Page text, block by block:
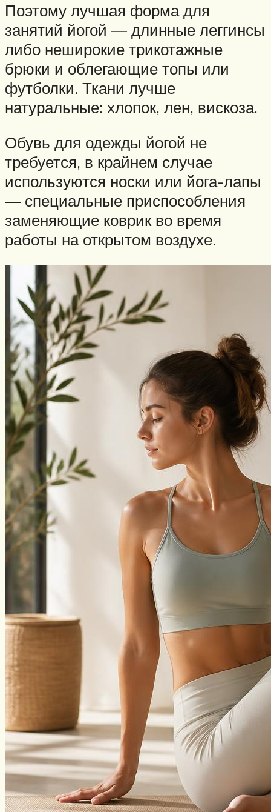
Поэтому лучшая форма для
занятий йогой — длинные леггинсы
либо неширокие трикотажные
брюки и облегающие топы или
футболки. Ткани лучше
натуральные: хлопок, лен, вискоза.
Обувь для одежды йогой не
требуется, в крайнем случае
используются носки или йога-лапы
— специальные приспособления
заменяющие коврик во время
работы на открытом воздухе.